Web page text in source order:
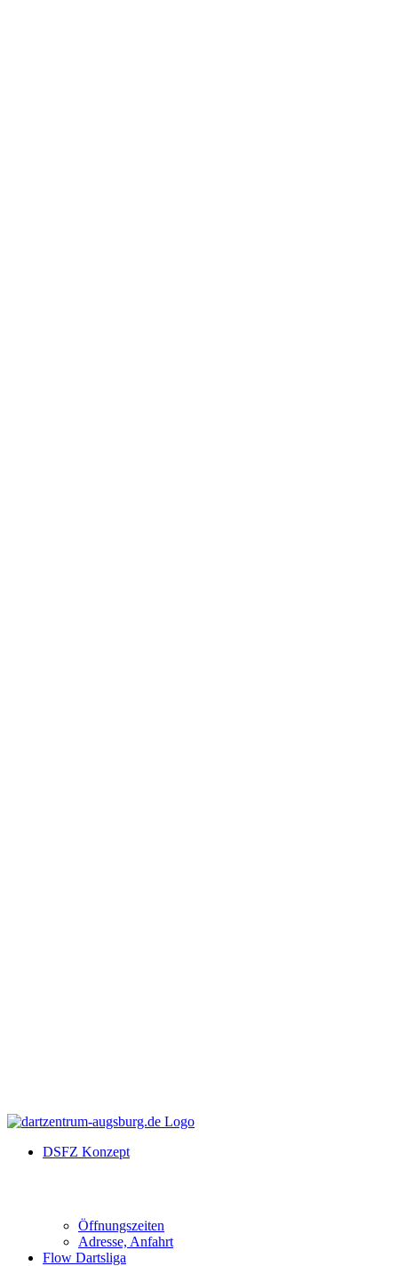
DSFZ Konzept
Öffnungszeiten
Adresse, Anfahrt
Flow Dartsliga